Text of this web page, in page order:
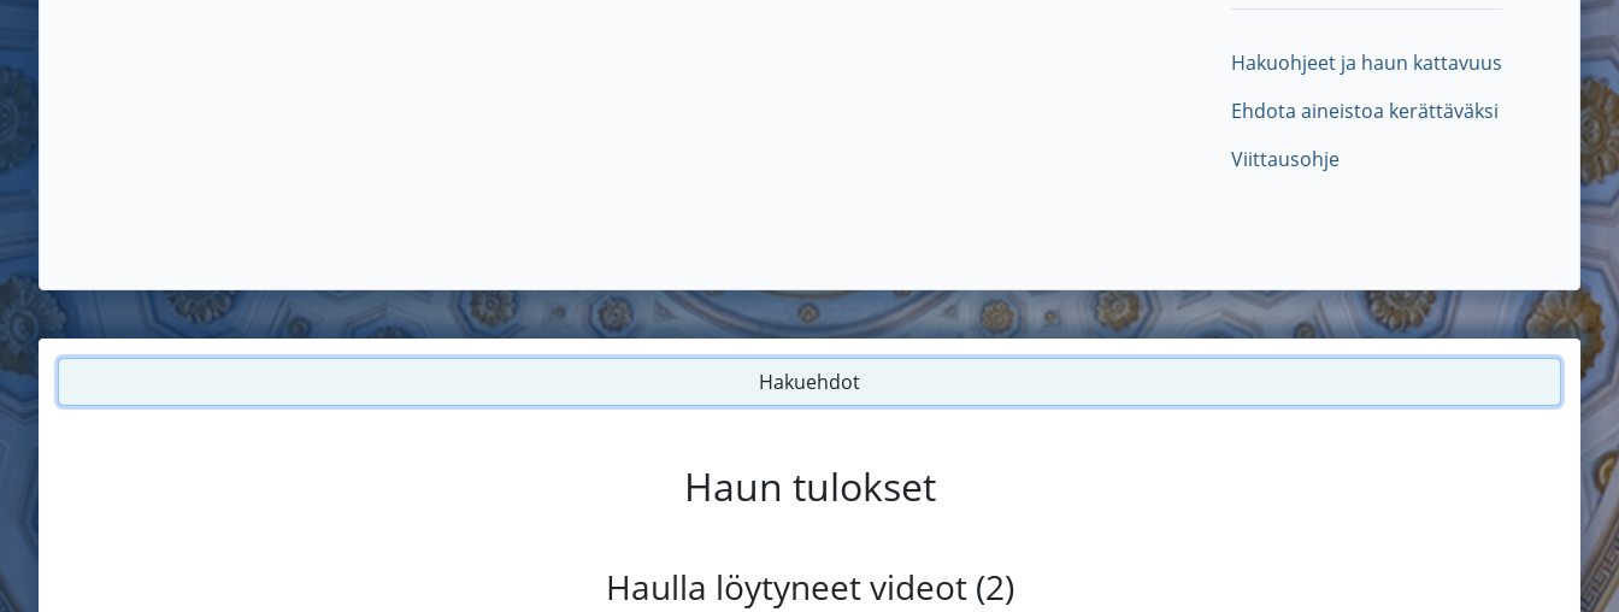
Hakuohjeet ja haun kattavuus
Ehdota aineistoa kerättäväksi
Viittausohje
Hakuehdot
Haun tulokset
Haulla löytyneet videot (2)